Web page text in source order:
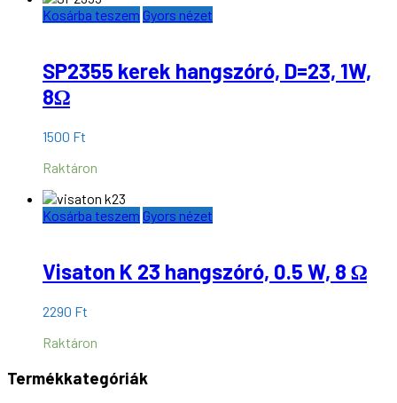
Kosárba teszem Gyors nézet
SP2355 kerek hangszóró, D=23, 1W,
8Ω
1500 Ft
Raktáron
Kosárba teszem Gyors nézet
Visaton K 23 hangszóró, 0.5 W, 8 Ω
2290 Ft
Raktáron
Termékkategóriák